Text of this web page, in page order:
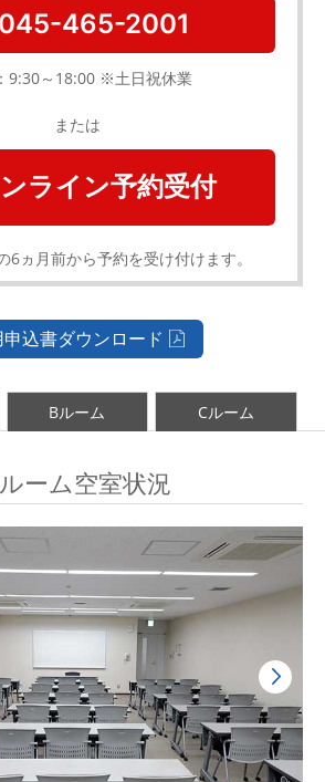
045-465-2001
9:30～18:00 ※土日祝休業
または
ライン予約受付
ヵ月前から予約を受け付けます。
込書ダウンロード
Bルーム Cルーム
ーム空室状況